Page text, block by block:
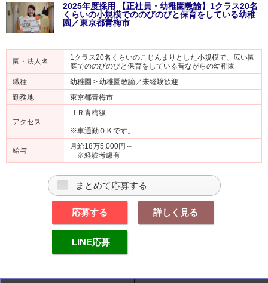
2025年度採用 【正社員・幼稚園教諭】1クラス20名
くらいの小規模でののびのびと保育をしている幼稚
園／東京都青梅市
園・法人名
1クラス20名くらいのこじんまりとした小規模で、広い園
庭でののびのびと保育をしている昔ながらの幼稚園
職種
幼稚園 > 幼稚園教諭／未経験歓迎
勤務地
東京都青梅市
アクセス
ＪＲ青梅線
※車通勤ＯＫです。
給与
月給18万5,000円～
※経験考慮有
まとめて応募する
応募する 詳しく見る
LINE応募